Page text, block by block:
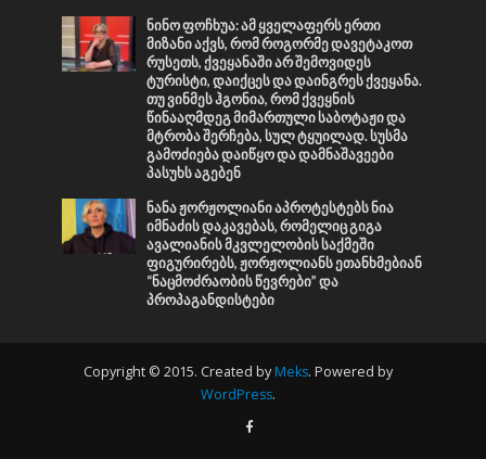
ნინო ფოჩხუა: ამ ყველაფერს ერთი
მიზანი აქვს, რომ როგორმე დავეტაკოთ
რუსეთს, ქვეყანაში არ შემოვიდეს
ტურისტი, დაიქცეს და დაინგრეს ქვეყანა.
თუ ვინმეს ჰგონია, რომ ქვეყნის
წინააღმდეგ მიმართული საბოტაჟი და
მტრობა შერჩება, სულ ტყუილად. სუსმა
გამოძიება დაიწყო და დამნაშავეები
პასუხს აგებენ
ნანა ჟორჟოლიანი აპროტესტებს ნია
იმნაძის დაკავებას, რომელიც გიგა
ავალიანის მკვლელობის საქმეში
ფიგურირებს, ჟორჟოლიანს ეთანხმებიან
“ნაცმოძრაობის წევრები” და
პროპაგანდისტები
Copyright © 2015. Created by Meks. Powered by
WordPress.